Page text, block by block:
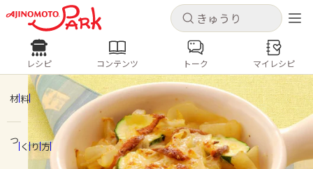
キャンセル
ログインするとレシピを保存できます
ログイン 新規登録
ホーム
キャンセル
レシピ コンテンツ
人気の食材・レシピ
きゅうり なす トマト
とうもろこし
レシピ コンテンツ トーク マイレシピ
材料
つくり方